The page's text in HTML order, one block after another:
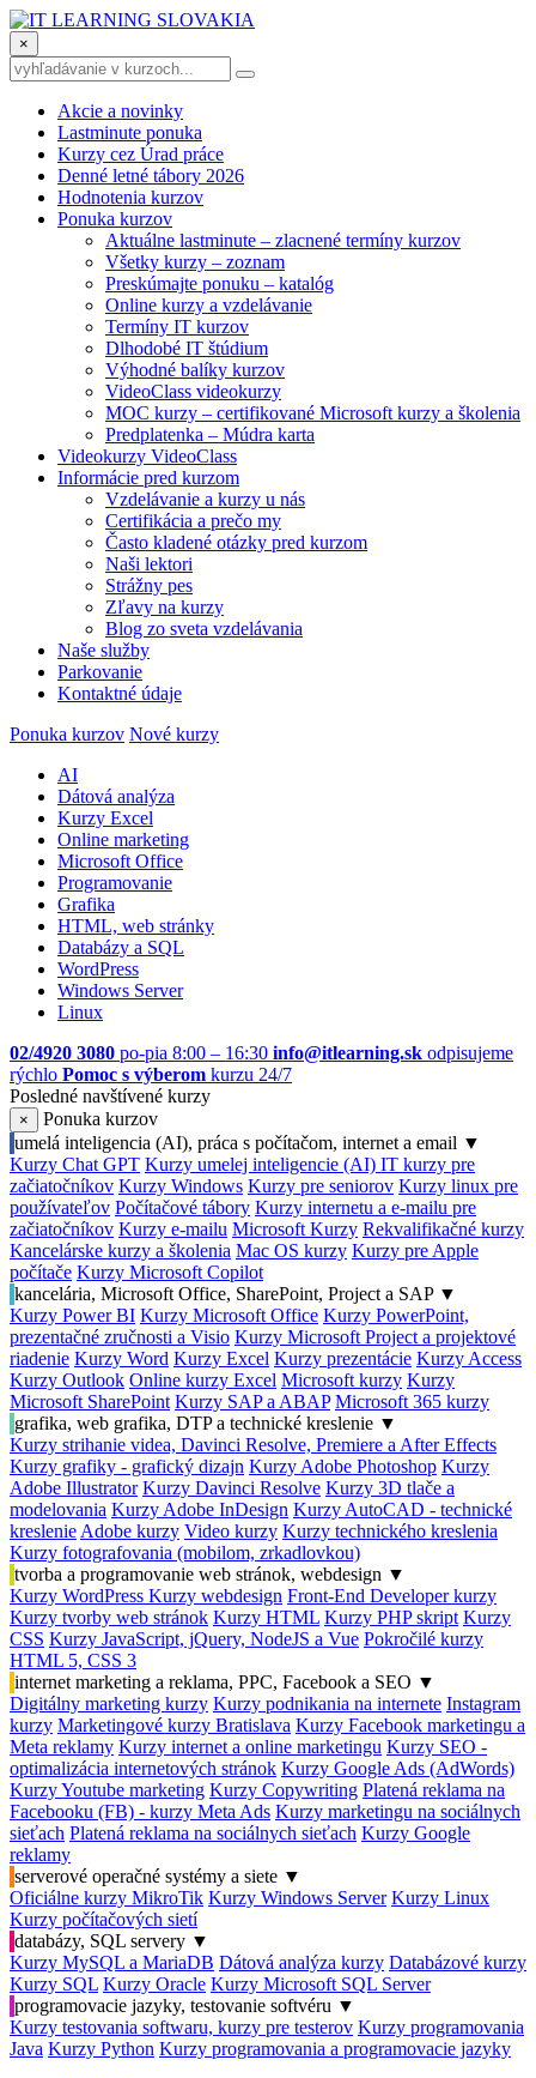
×
Akcie a novinky
Lastminute ponuka
Kurzy cez Úrad práce
Denné letné tábory 2026
Hodnotenia kurzov
Ponuka kurzov
Aktuálne lastminute – zlacnené termíny kurzov
Všetky kurzy – zoznam
Preskúmajte ponuku – katalóg
Online kurzy a vzdelávanie
Termíny IT kurzov
Dlhodobé IT štúdium
Výhodné balíky kurzov
VideoClass videokurzy
MOC kurzy – certifikované Microsoft kurzy a školenia
Predplatenka – Múdra karta
Videokurzy VideoClass
Informácie pred kurzom
Vzdelávanie a kurzy u nás
Certifikácia a prečo my
Často kladené otázky pred kurzom
Naši lektori
Strážny pes
Zľavy na kurzy
Blog zo sveta vzdelávania
Naše služby
Parkovanie
Kontaktné údaje
Ponuka kurzov Nové kurzy
AI
Dátová analýza
Kurzy Excel
Online marketing
Microsoft Office
Programovanie
Grafika
HTML, web stránky
Databázy a SQL
WordPress
Windows Server
Linux
02/4920 3080 po-pia 8:00 – 16:30 info@itlearning.sk odpisujeme
rýchlo Pomoc s výberom kurzu 24/7
Posledné navštívené kurzy
×
Ponuka kurzov
umelá inteligencia (AI), práca s počítačom, internet a email ▼
Kurzy Chat GPT Kurzy umelej inteligencie (AI) IT kurzy pre
začiatočníkov Kurzy Windows Kurzy pre seniorov Kurzy linux pre
používateľov Počítačové tábory Kurzy internetu a e-mailu pre
začiatočníkov Kurzy e-mailu Microsoft Kurzy Rekvalifikačné kurzy
Kancelárske kurzy a školenia Mac OS kurzy Kurzy pre Apple
počítače Kurzy Microsoft Copilot
kancelária, Microsoft Office, SharePoint, Project a SAP ▼
Kurzy Power BI Kurzy Microsoft Office Kurzy PowerPoint,
prezentačné zručnosti a Visio Kurzy Microsoft Project a projektové
riadenie Kurzy Word Kurzy Excel Kurzy prezentácie Kurzy Access
Kurzy Outlook Online kurzy Excel Microsoft kurzy Kurzy
Microsoft SharePoint Kurzy SAP a ABAP Microsoft 365 kurzy
grafika, web grafika, DTP a technické kreslenie ▼
Kurzy strihanie videa, Davinci Resolve, Premiere a After Effects
Kurzy grafiky - grafický dizajn Kurzy Adobe Photoshop Kurzy
Adobe Illustrator Kurzy Davinci Resolve Kurzy 3D tlače a
modelovania Kurzy Adobe InDesign Kurzy AutoCAD - technické
kreslenie Adobe kurzy Video kurzy Kurzy technického kreslenia
Kurzy fotografovania (mobilom, zrkadlovkou)
tvorba a programovanie web stránok, webdesign ▼
Kurzy WordPress Kurzy webdesign Front-End Developer kurzy
Kurzy tvorby web stránok Kurzy HTML Kurzy PHP skript Kurzy
CSS Kurzy JavaScript, jQuery, NodeJS a Vue Pokročilé kurzy
HTML 5, CSS 3
internet marketing a reklama, PPC, Facebook a SEO ▼
Digitálny marketing kurzy Kurzy podnikania na internete Instagram
kurzy Marketingové kurzy Bratislava Kurzy Facebook marketingu a
Meta reklamy Kurzy internet a online marketingu Kurzy SEO -
optimalizácia internetových stránok Kurzy Google Ads (AdWords)
Kurzy Youtube marketing Kurzy Copywriting Platená reklama na
Facebooku (FB) - kurzy Meta Ads Kurzy marketingu na sociálnych
sieťach Platená reklama na sociálnych sieťach Kurzy Google
reklamy
serverové operačné systémy a siete ▼
Oficiálne kurzy MikroTik Kurzy Windows Server Kurzy Linux
Kurzy počítačových sietí
databázy, SQL servery ▼
Kurzy MySQL a MariaDB Dátová analýza kurzy Databázové kurzy
Kurzy SQL Kurzy Oracle Kurzy Microsoft SQL Server
programovacie jazyky, testovanie softvéru ▼
Kurzy testovania softwaru, kurzy pre testerov Kurzy programovania
Java Kurzy Python Kurzy programovania a programovacie jazyky